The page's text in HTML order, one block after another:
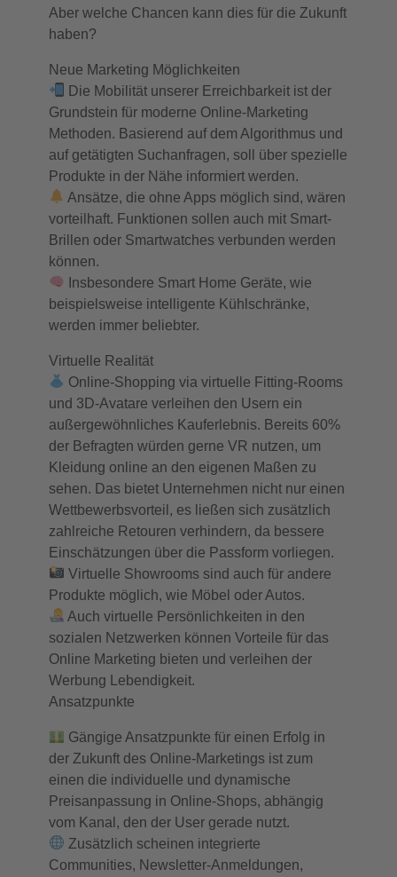
Aber welche Chancen kann dies für die Zukunft
haben?
Neue Marketing Möglichkeiten
Die Mobilität unserer Erreichbarkeit ist der
Grundstein für moderne Online-Marketing
Methoden. Basierend auf dem Algorithmus und
auf getätigten Suchanfragen, soll über spezielle
Produkte in der Nähe informiert werden.
Ansätze, die ohne Apps möglich sind, wären
vorteilhaft. Funktionen sollen auch mit Smart-
Brillen oder Smartwatches verbunden werden
können.
Insbesondere Smart Home Geräte, wie
beispielsweise intelligente Kühlschränke,
werden immer beliebter.
Virtuelle Realität
Online-Shopping via virtuelle Fitting-Rooms
und 3D-Avatare verleihen den Usern ein
außergewöhnliches Kauferlebnis. Bereits 60%
der Befragten würden gerne VR nutzen, um
Kleidung online an den eigenen Maßen zu
sehen. Das bietet Unternehmen nicht nur einen
Wettbewerbsvorteil, es ließen sich zusätzlich
zahlreiche Retouren verhindern, da bessere
Einschätzungen über die Passform vorliegen.
Virtuelle Showrooms sind auch für andere
Produkte möglich, wie Möbel oder Autos.
Auch virtuelle Persönlichkeiten in den
sozialen Netzwerken können Vorteile für das
Online Marketing bieten und verleihen der
Werbung Lebendigkeit.
Ansatzpunkte
Gängige Ansatzpunkte für einen Erfolg in
der Zukunft des Online-Marketings ist zum
einen die individuelle und dynamische
Preisanpassung in Online-Shops, abhängig
vom Kanal, den der User gerade nutzt.
Zusätzlich scheinen integrierte
Communities, Newsletter-Anmeldungen,